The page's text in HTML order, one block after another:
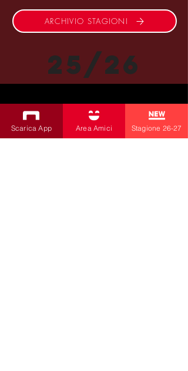
ARCHIVIO STAGIONI
25/26
SUBSCRIBE TO THE NEWSLETTER
Productions
Scarica App Area Amici Stagione 26-27